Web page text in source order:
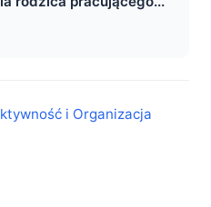
i Organizacja